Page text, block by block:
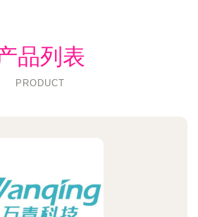
品列表
PRODUCT